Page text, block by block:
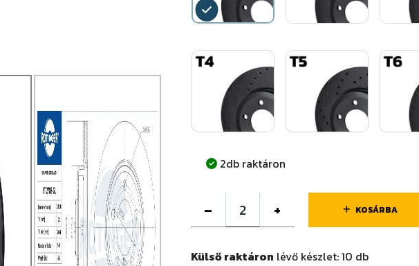
2db raktáron
– + KOSÁRBA
Külső raktáron lévő készlet:10 db